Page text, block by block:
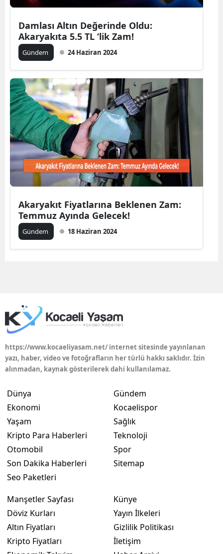
Hatay
Isparta
Mersin
İzmir
Kars
Kastamonu
Malatya
Manisa
Mardin
Ordu
Rize
Sakarya
Damlası Altın Değerinde Oldu:
Akaryakıta 5.5 TL ‘lik Zam!
Gündem 24 Haziran 2024
Akaryakıt Fiyatlarına Beklenen Zam:
Temmuz Ayında Gelecek!
Gündem 18 Haziran 2024
https://www.kocaeliyasam.net/ internet sitesinde yayınlanan
yazı, haber, video ve fotoğrafların her türlü hakkı saklıdır. İzin
alınmadan, kaynak gösterilerek dahi kullanılamaz.
Dünya
Ekonomi
Yaşam
Kripto Para Haberleri
Otomobil
Son Dakika Haberleri
Seo Paketleri
Gündem
Kocaelispor
Sağlık
Teknoloji
Spor
Sitemap
Manşetler Sayfası
Döviz Kurları
Altın Fiyatları
Kripto Fiyatları
Künye
Yayın İlkeleri
Gizlilik Politikası
İletişim